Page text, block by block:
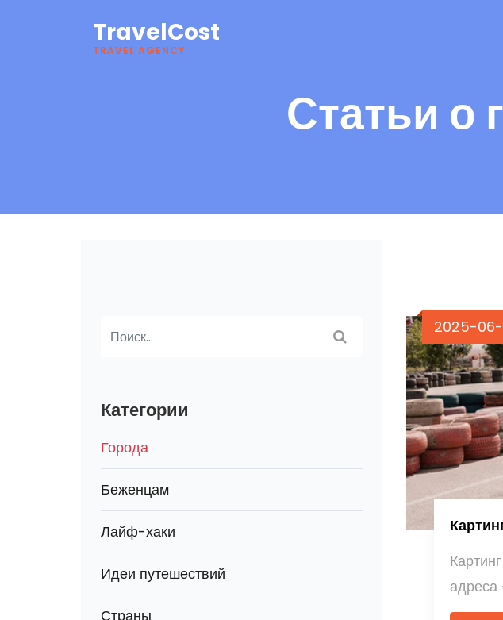
TravelCost
TRAVEL AGENCY
Статьи о
Категории
Города
Беженцам
Лайф-хаки
Идеи путешествий
Страны
2025-06-
адреса